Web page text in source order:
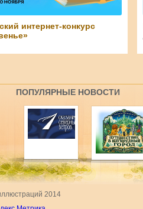
интернет-конкурс
ПОПУЛЯРНЫЕ НОВОСТИ
2014